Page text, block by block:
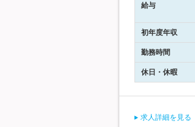
給与
初年度年収
勤務時間
休日・休暇
求人詳細を見る